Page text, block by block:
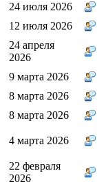
24 июля 2026
12 июля 2026
24 апреля
2026
9 марта 2026
8 марта 2026
8 марта 2026
4 марта 2026
22 февраля
2026